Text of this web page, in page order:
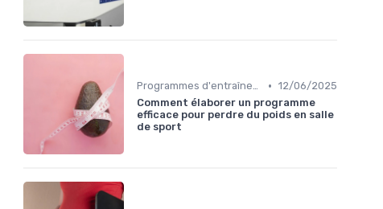
Programmes d'entraînement • 12/06/2025
Comment élaborer un programme
efficace pour perdre du poids en salle
de sport